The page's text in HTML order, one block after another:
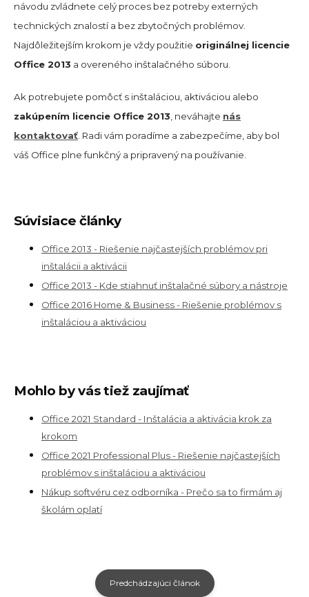
návodu zvládnete celý proces bez potreby externých
technických znalostí a bez zbytočných problémov.
Najdôležitejším krokom je vždy použitie originálnej licencie
Office 2013 a overeného inštalačného súboru.
Ak potrebujete pomôcť s inštaláciou, aktiváciou alebo
zakúpením licencie Office 2013 , neváhajte nás
kontaktovať . Radi vám poradíme a zabezpečíme, aby bol
váš Office plne funkčný a pripravený na používanie.
Súvisiace články
Office 2013 - Riešenie najčastejších problémov pri
inštalácii a aktivácii
Office 2013 - Kde stiahnuť inštalačné súbory a nástroje
Office 2016 Home & Business - Riešenie problémov s
inštaláciou a aktiváciou
Mohlo by vás tiež zaujímať
Office 2021 Standard - Inštalácia a aktivácia krok za
krokom
Office 2021 Professional Plus - Riešenie najčastejších
problémov s inštaláciou a aktiváciou
Nákup softvéru cez odborníka - Prečo sa to firmám aj
školám oplatí
Predchádzajúci článok